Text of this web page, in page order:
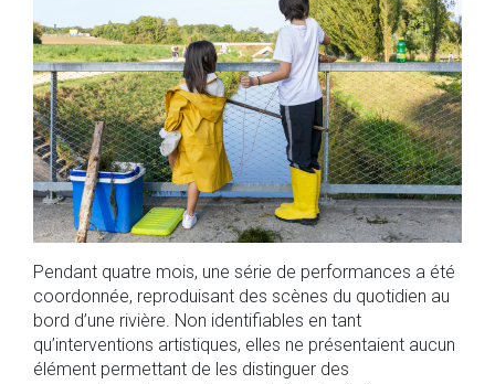
Pendant quatre mois, une série de performances a été
coordonnée, reproduisant des scènes du quotidien au
bord d’une rivière. Non identifiables en tant
qu’interventions artistiques, elles ne présentaient aucun
élément permettant de les distinguer des